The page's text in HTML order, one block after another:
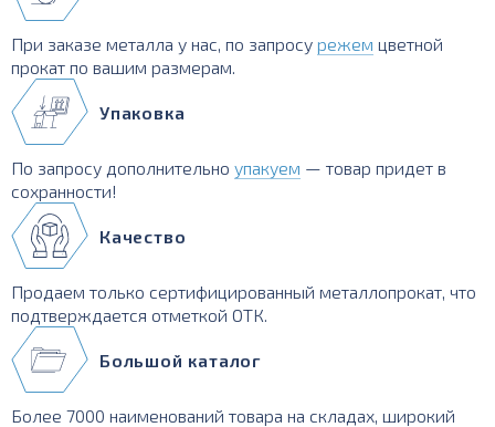
При заказе металла у нас, по запросу режем цветной
прокат по вашим размерам.
Упаковка
По запросу дополнительно упакуем — товар придет в
сохранности!
Качество
Продаем только сертифицированный металлопрокат, что
подтверждается отметкой ОТК.
Большой каталог
Более 7000 наименований товара на складах, широкий